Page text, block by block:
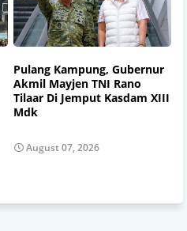
Pulang Kampung, Gubernur
Akmil Mayjen TNI Rano
Tilaar Di Jemput Kasdam XIII
Mdk
August 07, 2026